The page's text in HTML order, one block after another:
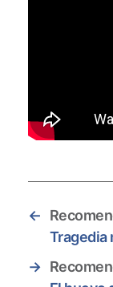
←
Tragedia
→